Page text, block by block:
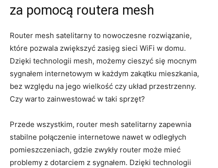
za pomocą routera mesh
Router mesh satelitarny to nowoczesne rozwiązanie,
które pozwala zwiększyć zasięg sieci WiFi w domu.
Dzięki technologii mesh, możemy cieszyć się mocnym
sygnałem internetowym w każdym zakątku mieszkania,
bez względu na jego wielkość czy układ przestrzenny.
Czy warto zainwestować w taki sprzęt?
Przede wszystkim, router mesh satelitarny zapewnia
stabilne połączenie internetowe nawet w odległych
pomieszczeniach, gdzie zwykły router może mieć
problemy z dotarciem z sygnałem. Dzięki technologii